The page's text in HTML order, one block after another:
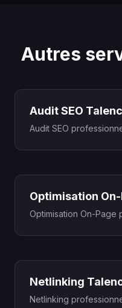
Autres
Audit SEO
Audit SEO
Optimisation
Optimisation On-Page
Netlinking
Netlinking